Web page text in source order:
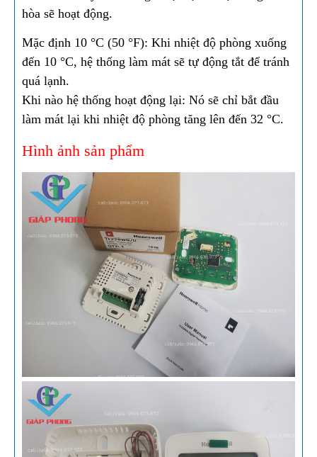
hòa sẽ hoạt động.
Mặc định 10 °C (50 °F): Khi nhiệt độ phòng xuống
đến 10 °C, hệ thống làm mát sẽ tự động tắt để tránh
quá lạnh.
Khi nào hệ thống hoạt động lại: Nó sẽ chỉ bắt đầu
làm mát lại khi nhiệt độ phòng tăng lên đến 32 °C.
Hình ảnh sản phẩm